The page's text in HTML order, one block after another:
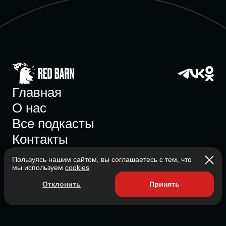
Главная
О нас
Все подкасты
Контакты
Состоит в ассоциации с 2023
Пользуясь нашим сайтом, вы соглашаетесь с тем, что
мы используем cookies
Отклонить Принять